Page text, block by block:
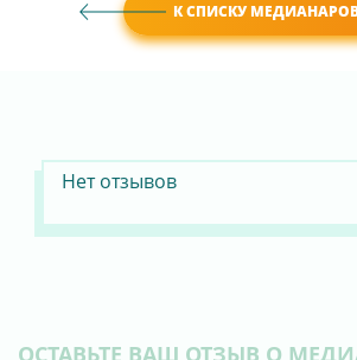
К СПИСКУ
Нет отзывов
ОСТАВЬТЕ ВАШ ОТЗЫВ О